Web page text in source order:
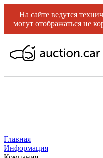
На сайте ведутся
могут отображаться не
Главная
Информация